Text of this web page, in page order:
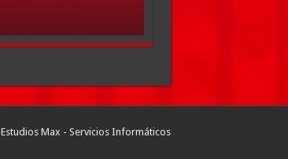
Estudios Max - Servicios Informáticos